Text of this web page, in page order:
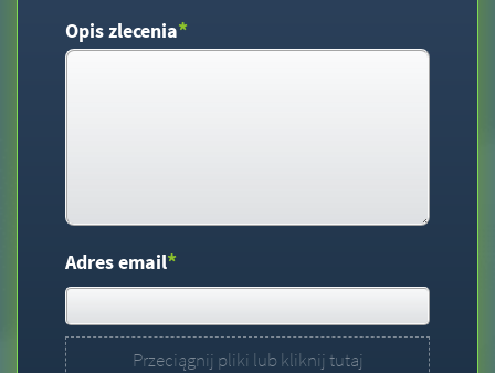
Opis zlecenia*
Adres email*
Przeciągnij pliki lub kliknij tutaj